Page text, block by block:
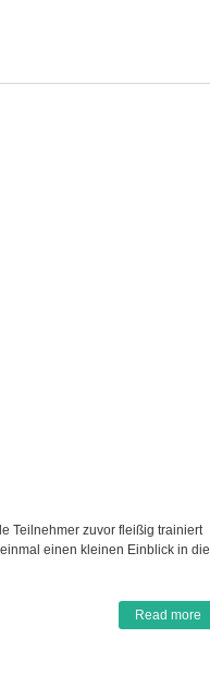
Teilnehmer zuvor fleißig trainiert
einen kleinen Einblick in die
Read more